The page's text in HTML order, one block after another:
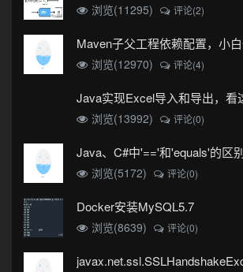
浏览(11295)
评论(2)
Maven子父工程依赖配置，小
浏览(12970) 评论(4)
浏览(13992)
评论(0)
Java、C#中'=='和'equals'的区
浏览(5172) 评论(0)
Docker安装MySQL5.7
浏览(8639) 评论(0)